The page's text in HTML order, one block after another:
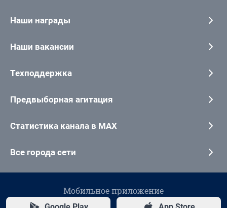
Наши награды
Наши вакансии
Техподдержка
Предвыборная агитация
Статистика канала в MAX
Все города сети
Мобильное приложение